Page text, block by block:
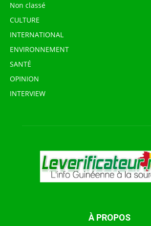
Non classé
CULTURE
INTERNATIONAL
ENVIRONNEMENT
SANTÉ
OPINION
INTERVIEW
À PROPOS